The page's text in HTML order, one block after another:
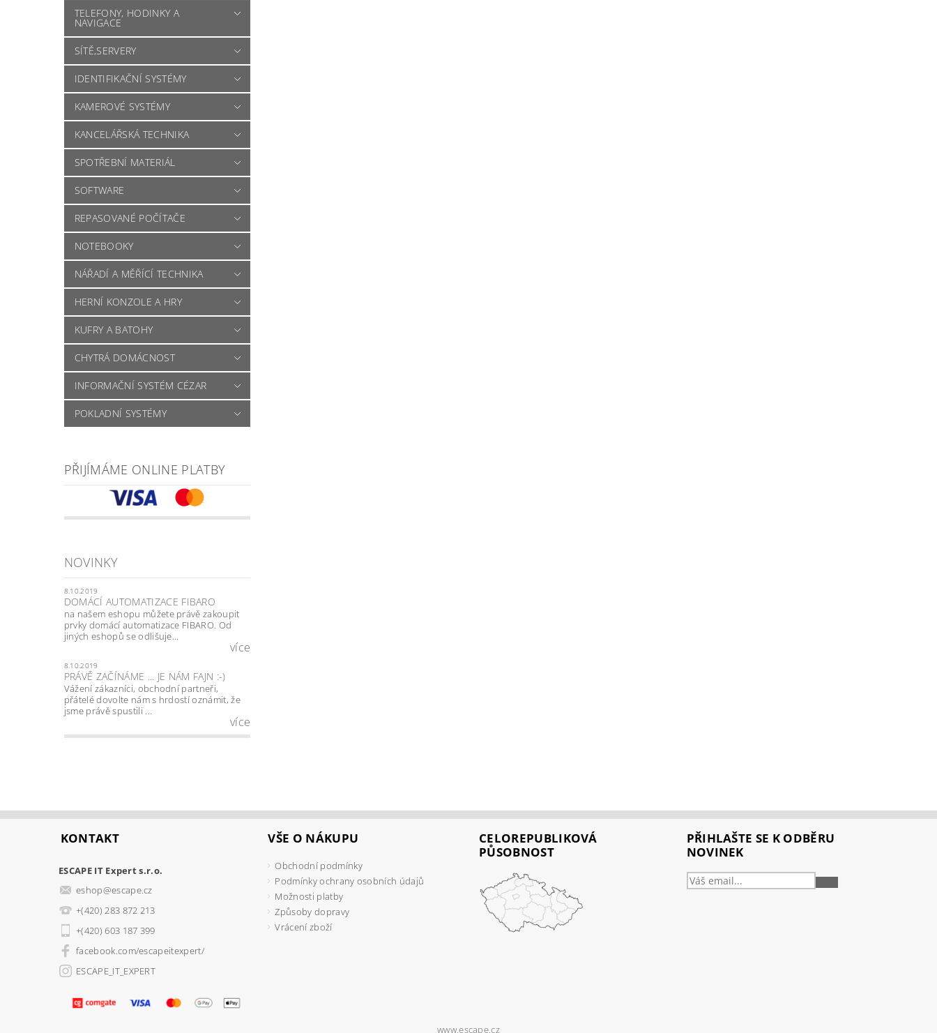
TELEFONY, HODINKY A
NAVIGACE
SÍTĚ,SERVERY
IDENTIFIKAČNÍ SYSTÉMY
KAMEROVÉ SYSTÉMY
KANCELÁŘSKÁ TECHNIKA
SPOTŘEBNÍ MATERIÁL
SOFTWARE
REPASOVANÉ POČÍTAČE
NOTEBOOKY
NÁŘADÍ A MĚŘÍCÍ TECHNIKA
HERNÍ KONZOLE A HRY
KUFRY A BATOHY
CHYTRÁ DOMÁCNOST
INFORMAČNÍ SYSTÉM CÉZAR
POKLADNÍ SYSTÉMY
PŘIJÍMÁME ONLINE PLATBY
NOVINKY
8.10.2019
DOMÁCÍ AUTOMATIZACE FIBARO
na našem eshopu můžete právě zakoupit
prvky domácí automatizace FIBARO. Od
jiných eshopů se odlišuje...
více
8.10.2019
PRÁVĚ ZAČÍNÁME ... JE NÁM FAJN :-)
Vážení zákazníci, obchodní partneři,
přátelé dovolte nám s hrdostí oznámit, že
jsme právě spustili ...
více
KONTAKT
ESCAPE IT Expert s.r.o.
eshop@escape.cz
+(420) 283 872 213
+(420) 603 187 399
facebook.com/escapeitexpert/
ESCAPE_IT_EXPERT
VŠE O NÁKUPU
Obchodní podmínky
Podmínky ochrany osobních údajů
Možnosti platby
Způsoby dopravy
Vrácení zboží
CELOREPUBLIKOVÁ
PŮSOBNOST
PŘIHLAŠTE SE K ODBĚRU
NOVINEK
PŘIHLÁSIT
www.escape.cz